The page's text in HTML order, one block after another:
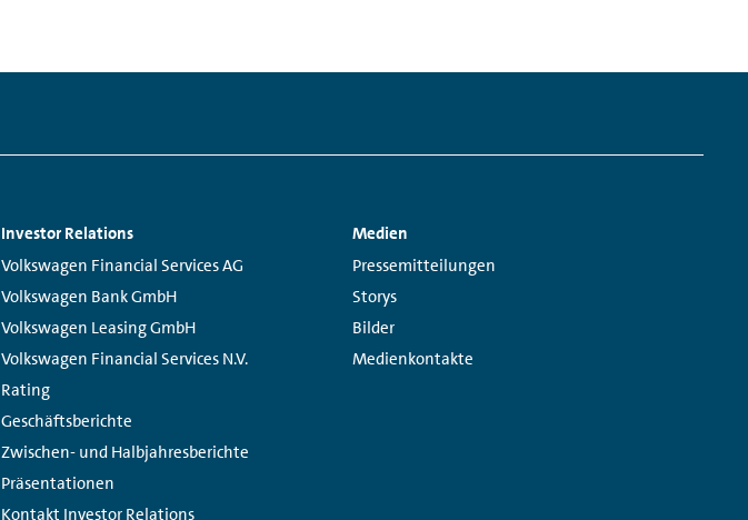
Investor Relations
Links:
Volkswagen Financial Services AG
Volkswagen Bank GmbH
Volkswagen Leasing GmbH
Volkswagen Financial Services N.V.
Rating
Geschäftsberichte
Zwischen- und Halbjahresberichte
Präsentationen
Kontakt Investor Relations
Medien
Links:
Pressemitteilungen
Storys
Bilder
Medienkontakte